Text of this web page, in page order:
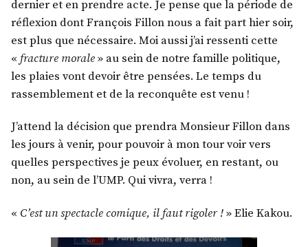
dernier et en prendre acte. Je pense que la période de
réflexion dont François Fillon nous a fait part hier soir,
est plus que nécessaire. Moi aussi j’ai ressenti cette
«fracture morale» au sein de notre famille politique,
les plaies vont devoir être pensées. Le temps du
rassemblement et de la reconquête est venu !
J’attend la décision que prendra Monsieur Fillon dans
les jours à venir, pour pouvoir à mon tour voir vers
quelles perspectives je peux évoluer, en restant, ou
non, au sein de l’UMP. Qui vivra, verra !
« C’est un spectacle comique, il faut rigoler !» Elie Kakou.